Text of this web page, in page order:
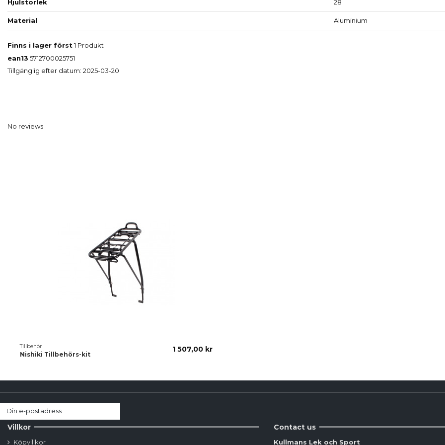
Hjulstorlek 28
Material Aluminium
Finns i lager först1 Produkt
ean13 5712700025751
Tillgänglig efter datum: 2025-03-20
No reviews
Tillbehör
Nishiki Tillbehörs-kit
1 507,00 kr
Villkor
Köpvillkor
Contact us
Kullmans Lek och Sport